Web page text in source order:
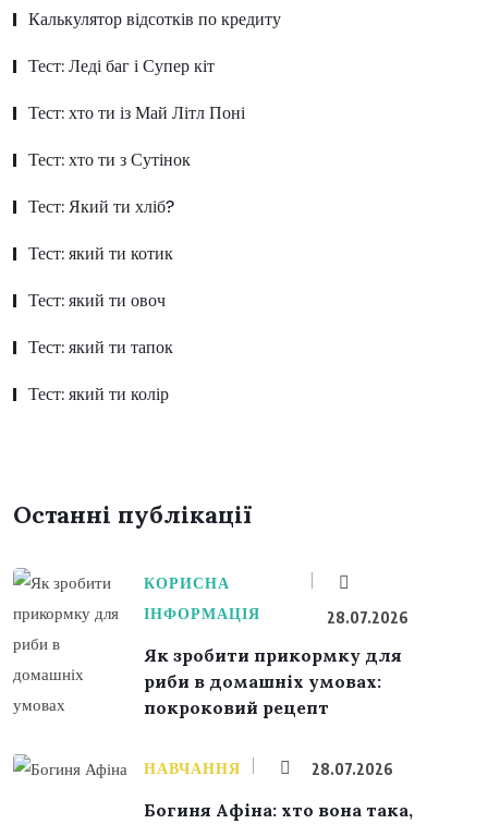
Калькулятор відсотків по кредиту
Тест: Леді баг і Супер кіт
Тест: хто ти із Май Літл Поні
Тест: хто ти з Сутінок
Тест: Який ти хліб?
Тест: який ти котик
Тест: який ти овоч
Тест: який ти тапок
Тест: який ти колір
Останні публікації
КОРИСНА
ІНФОРМАЦІЯ
28.07.2026
Як зробити прикормку для
риби в домашніх умовах:
покроковий рецепт
НАВЧАННЯ 28.07.2026
Богиня Афіна: хто вона така,